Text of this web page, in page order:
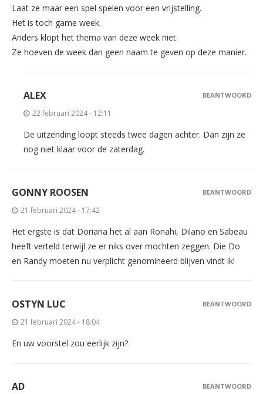
Laat ze maar een spel spelen voor een vrijstelling.
Het is toch game week.
Anders klopt het thema van deze week niet.
Ze hoeven de week dan geen naam te geven op deze manier.
ALEX
22 februari 2024 - 12:11
De uitzending loopt steeds twee dagen achter. Dan zijn ze
nog niet klaar voor de zaterdag.
BEANTWOORD
GONNY ROOSEN
21 februari 2024 - 17:42
Het ergste is dat Doriana het al aan Ronahi, Dilano en Sabeau
heeft verteld terwijl ze er niks over mochten zeggen. Die Do
en Randy moeten nu verplicht genomineerd blijven vindt ik!
BEANTWOORD
OSTYN LUC
21 februari 2024 - 18:04
En uw voorstel zou eerlijk zijn?
BEANTWOORD
AD BEANTWOORD